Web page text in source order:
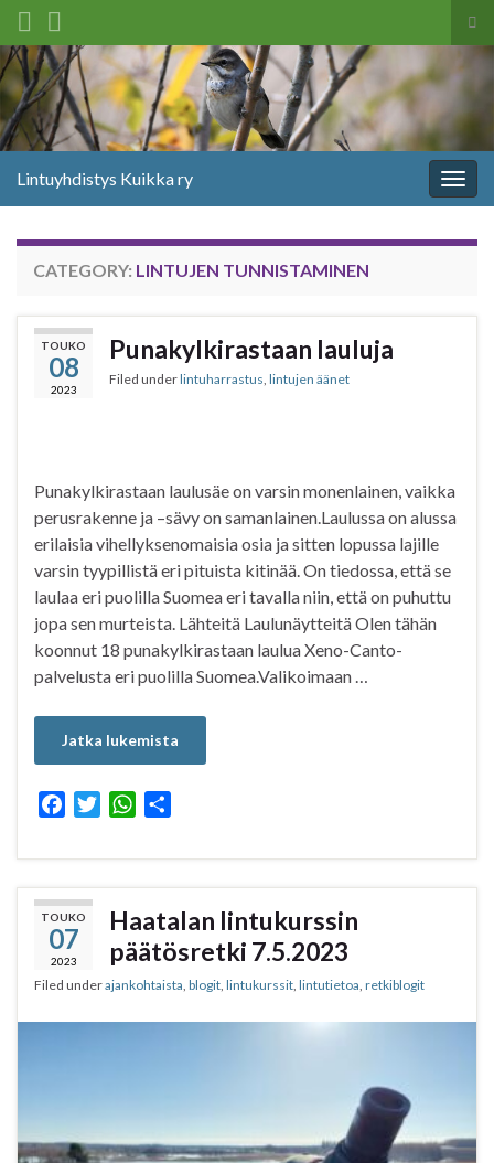
Search for:
Lintuyhdistys Kuikka ry
CATEGORY: LINTUJEN TUNNISTAMINEN
TOUKO
08
2023
Punakylkirastaan lauluja
Filed underlintuharrastus lintujen äänet
Punakylkirastaan laulusäe on varsin monenlainen, vaikka
perusrakenne ja –sävy on samanlainen.Laulussa on alussa
erilaisia vihellyksenomaisia osia ja sitten lopussa lajille
varsin tyypillistä eri pituista kitinää. On tiedossa, että se
laulaa eri puolilla Suomea eri tavalla niin, että on puhuttu
jopa sen murteista. Lähteitä Laulunäytteitä Olen tähän
koonnut 18 punakylkirastaan laulua Xeno-Canto-
palvelusta eri puolilla Suomea.Valikoimaan …
Jatka lukemista
c
e
b
o
o
k
i
t
W
a
t
A
p
p
a
r
TOUKO
07
2023
Haatalan lintukurssin
päätösretki 7.5.2023
Filed underajankohtaista blogit lintukurssit lintutietoa retkiblogit